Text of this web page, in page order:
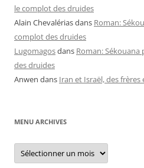
le complot des druides
Alain Chevalériasdans Roman:
complot des druides
Lugomagosdans Roman: Sékouana
des druides
Anwen dans Iran et Israël, des frères
MENU ARCHIVES
Menu
archives